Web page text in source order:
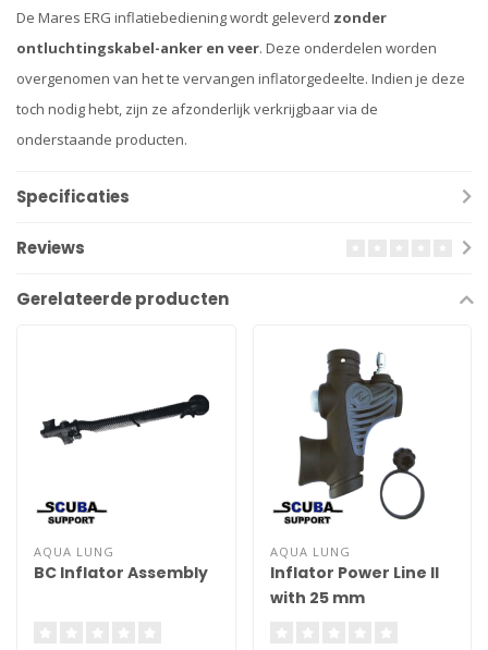
De Mares ERG inflatiebediening wordt geleverd zonder
ontluchtingskabel-anker en veer. Deze onderdelen worden
overgenomen van het te vervangen inflatorgedeelte. Indien je deze
toch nodig hebt, zijn ze afzonderlijk verkrijgbaar via de
onderstaande producten.
Specificaties
Reviews
Gerelateerde producten
AQUA LUNG
BC Inflator Assembly
AQUA LUNG
Inflator Power Line II
with 25 mm